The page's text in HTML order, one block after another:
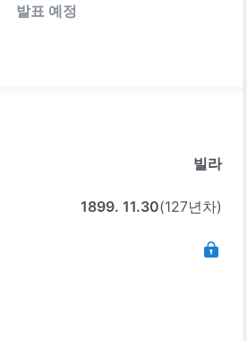
발표 예정
빌라
1899. 11.30(127년차)